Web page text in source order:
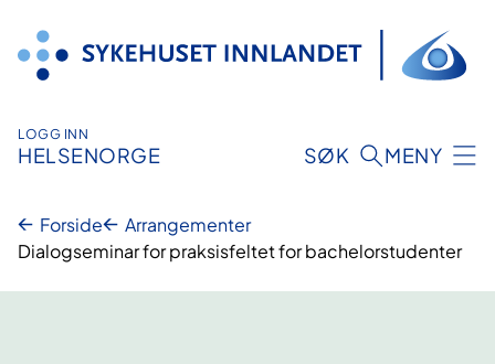
innhold
LOGG INN
HELSENORGE SØK MENY
Forside
Arrangementer
Dialogseminar for praksisfeltet for bachelorstudenter